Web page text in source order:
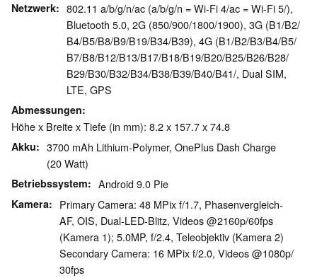
Netzwerk
802.11 a/b/g/n/ac (a/b/g/n = Wi-Fi 4/ac = Wi-Fi 5/),
Bluetooth 5.0, 2G (850/​900/​1800/​1900), 3G (B1/​B2/​
B4/​B5/​B8/​B9/​B19/​B34/​B39), 4G (B1/​B2/​B3/​B4/​B5/​
B7/​B8/​B12/​B13/​B17/​B18/​B19/​B20/​B25/​B26/​B28/​
B29/​B30/​B32/​B34/​B38/​B39/​B40/​B41/, Dual SIM,
LTE, GPS
Abmessungen
Höhe x Breite x Tiefe (in mm): 8.2 x 157.7 x 74.8
Akku
3700 mAh Lithium-Polymer, OnePlus Dash Charge
(20 Watt)
Betriebssystem Android 9.0 Pie
Kamera
Primary Camera: 48 MPix f/​1.7, Phasenvergleich-
AF, OIS, Dual-LED-Blitz, Videos @2160p/​60fps
(Kamera 1); 5.0MP, f/​2.4, Teleobjektiv (Kamera 2)
Secondary Camera: 16 MPix f/​2.0, Videos @1080p/​
30fps